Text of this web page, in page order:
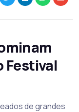
Festival
de grandes